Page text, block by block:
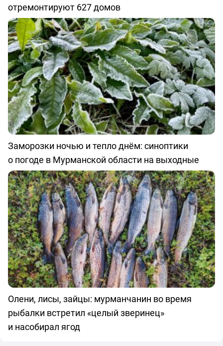
отремонтируют 627 домов
Заморозки ночью и тепло днём: синоптики
о погоде в Мурманской области на выходные
Олени, лисы, зайцы: мурманчанин во время
рыбалки встретил «целый зверинец»
и насобирал ягод